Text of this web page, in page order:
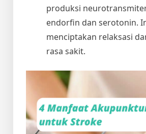
produksi
endorfin dan serotonin.
menciptakan relaksasi
rasa sakit.